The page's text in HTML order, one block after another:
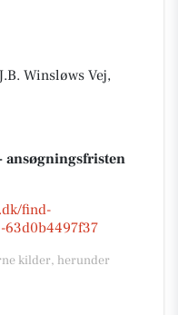
Winsløws Vej,
ansøgningsfristen
find-
63d0b4497f37
kilder, herunder